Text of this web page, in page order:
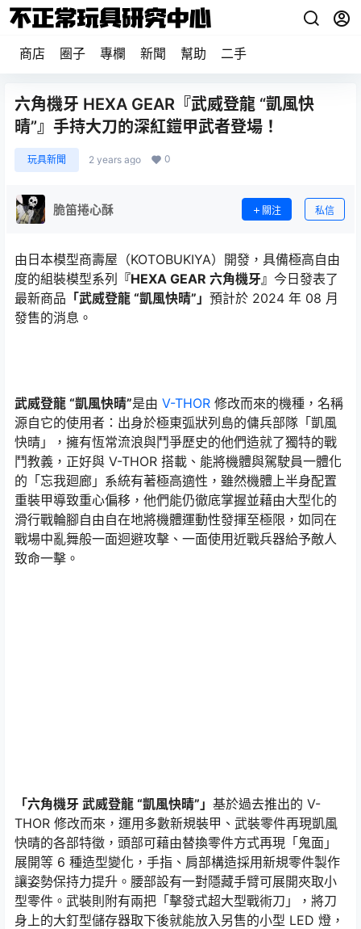
商店 圈子 專欄 新聞 幫助 二手
六角機牙 HEXA GEAR『武威登龍 “凱風快
晴”』手持大刀的深紅鎧甲武者登場！
玩具新聞 2 years ago 0
脆笛捲心酥 關注 私信
由日本模型商壽屋（KOTOBUKIYA）開發，具備極高自由
度的組裝模型系列
『HEXA GEAR 六角機牙』 今日發表了
最新商品 「武威登龍 “凱風快晴”」 預計於 2024 年 08 月
發售的消息。
武威登龍 “凱風快晴”是由 V-THOR 修改而來的機種，名稱
源自它的使用者：出身於極東弧狀列島的傭兵部隊「凱風
快晴」，擁有恆常流浪與鬥爭歷史的他們造就了獨特的戰
鬥教義，正好與 V-THOR 搭載、能將機體與駕駛員一體化
的「忘我廻廊」系統有著極高適性，雖然機體上半身配置
重裝甲導致重心偏移，他們能仍徹底掌握並藉由大型化的
滑行戰輪腳自由自在地將機體運動性發揮至極限，如同在
戰場中亂舞般一面迴避攻擊、一面使用近戰兵器給予敵人
致命一擊。
「六角機牙 武威登龍 “凱風快晴”」 基於過去推出的 V-
THOR 修改而來，運用多數新規裝甲、武裝零件再現凱風
快晴的各部特徵，頭部可藉由替換零件方式再現「鬼面」
展開等 6 種造型變化，手指、肩部構造採用新規零件製作
讓姿勢保持力提升。腰部設有一對隱藏手臂可展開夾取小
型零件。武裝則附有兩把「擊發式超大型戰術刀」，將刀
身上的大釘型儲存器取下後就能放入另售的小型 LED 燈，